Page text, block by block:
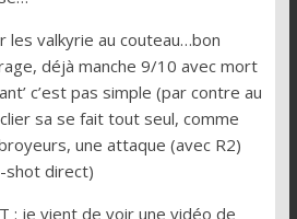
les valkyrie au couteau…bon
déjà manche 9/10 avec mort
c’est pas simple (par contre au
sa se fait tout seul, comme
une attaque (avec R2)
shot direct)
: je vient de voir une vidéo de